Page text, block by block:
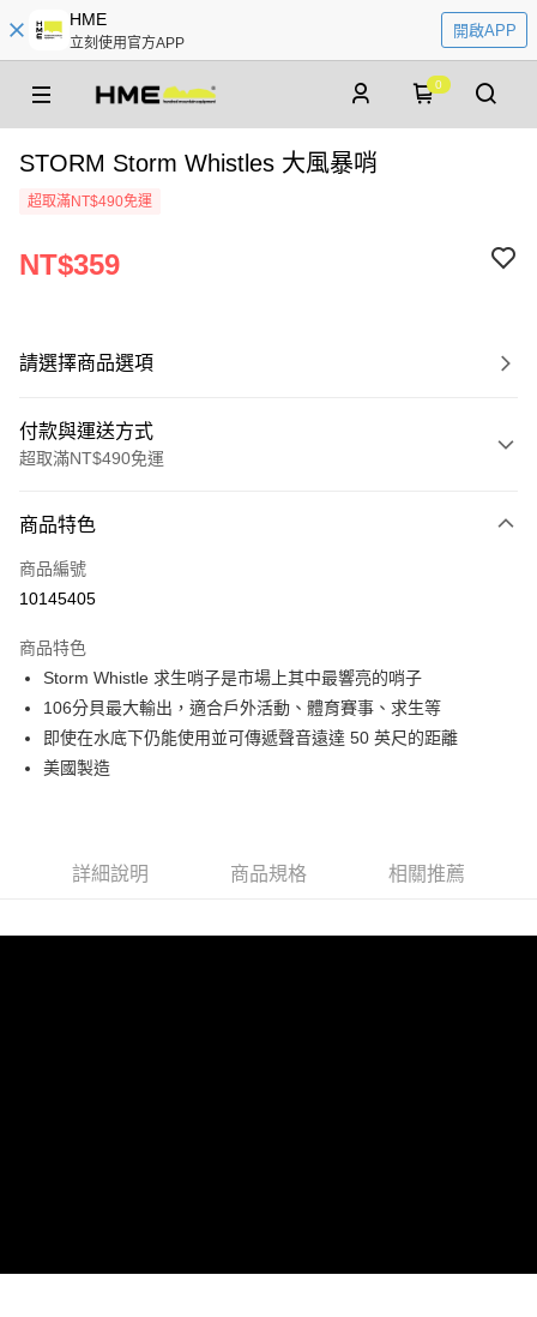
HME
立刻使用官方APP
開啟APP
0
STORM Storm Whistles 大風暴哨
超取滿NT$490免運
NT$359
請選擇商品選項
付款與運送方式
超取滿NT$490免運
信用卡一次付款
信用卡分期付款
合作金庫商業銀行
華南商業銀行
彰化商業銀行
上海商業儲蓄銀行
台北富邦商業銀行
國泰世華商業銀行
兆豐國際商業銀行
臺灣中小企業銀行
玉山商業銀行
星展（台灣）商業銀行
台新國際商業銀行
中國信託商業銀行
LINE Pay
Apple Pay
商品特色
商品編號
10145405
商品特色
Storm Whistle 求生哨子是市場上其中最響亮的哨子
106分貝最大輸出，適合戶外活動、體育賽事、求生等
即使在水底下仍能使用並可傳遞聲音遠達 50 英尺的距離
美國製造
詳細說明 商品規格 相關推薦